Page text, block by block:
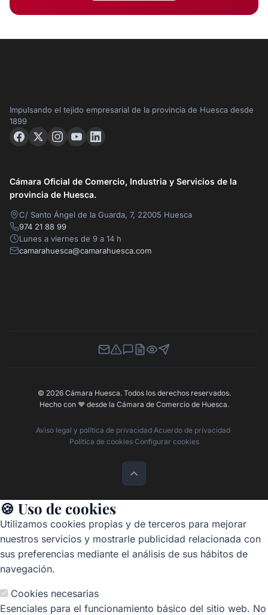
Impulsando el tejido empresarial de la provincia de Huesca desde
1899
Cámara Oficial de Comercio, Industria y Servicios de la
provincia de Huesca.
C/ Santo Ángel de la Guarda, 7, 22005 Huesca
974 21 88 99
Lunes a viernes de 9 a 14 h
camarahuesca@camarahuesca.com
Newsletter
Canal de Denuncias
Buzón de Sugerencias
Perfil Contratante
Ley de Transparencia
Contacta con nosotros
© 2026 Cámara Huesca. Todos los derechos reservados.
Hecho con ❤️desde la Cámara de Comercio de Huesca.
Aviso legal y política de privacidad·Acuerdo de privacidad·
Política de cookies·Configurar cookies
🍪 Uso de cookies
Utilizamos cookies propias y de terceros para mejorar
nuestros servicios y mostrarle publicidad relacionada con
sus preferencias mediante el análisis de sus hábitos de
navegación.
Cookies necesarias
Esenciales para el funcionamiento básico del sitio web. No